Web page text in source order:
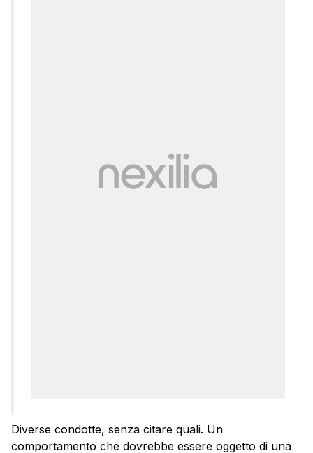
Diverse condotte, senza citare quali. Un
comportamento che dovrebbe essere oggetto di una